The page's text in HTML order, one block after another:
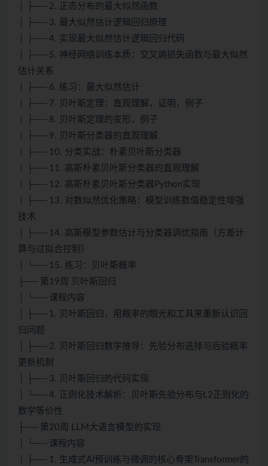
│ ├── 2. 正态分布的最大似然函数
│ ├── 3. 最大似然估计逻辑回归原理
│ ├── 4. 实现最大似然估计逻辑回归代码
│ ├── 5. 神经网络训练本质：交叉熵损失函数与最大似然
估计关系
│ ├── 6. 练习：最大似然估计
│ ├── 7. 贝叶斯定理：直观理解，证明，例子
│ ├── 8. 贝叶斯定理的变形，例子
│ ├── 9. 贝叶斯分类器的直观理解
│ ├── 10. 分类实战：朴素贝叶斯分类器
│ ├── 11. 高斯朴素贝叶斯分类器的直观理解
│ ├── 12. 高斯朴素贝叶斯分类器Python实现
│ ├── 13. 对数似然优化策略：模型训练数值稳定性增强
技术
│ ├── 14. 高斯模型参数估计与分类器调优指南（方差计
算与过拟合控制）
│ └── 15. 练习：贝叶斯概率
├── 第19周 贝叶斯回归
│ └── 课程内容
│ ├── 1. 贝叶斯回归，用概率的眼光和工具来重新认识回
归问题
│ ├── 2. 贝叶斯回归数学推导：先验分布选择与后验概率
更新机制
│ ├── 3. 贝叶斯回归的代码实现
│ └── 4. 正则化技术解析：贝叶斯先验分布与L2正则化的
数学等价性
├── 第20周 LLM大语言模型的实现
│ └── 课程内容
│ ├── 1. 生成式AI预训练与微调的核心骨架Transformer的